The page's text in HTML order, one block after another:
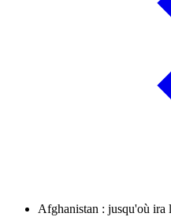
Afghanistan : jusqu'où ira